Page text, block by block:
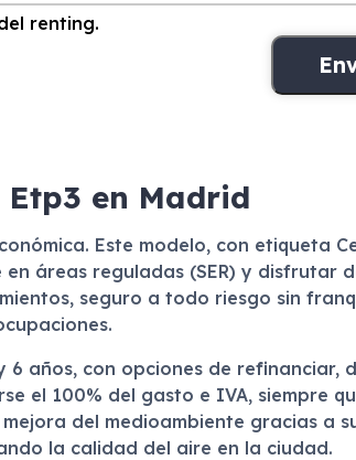
renting.
en Madrid
Este modelo, con etiqueta
áreas reguladas (SER) y disfrutar
seguro a todo riesgo sin
años, con opciones de refinanciar,
el 100% del gasto e IVA, siempre
del medioambiente gracias a
la calidad del aire en la ciudad.